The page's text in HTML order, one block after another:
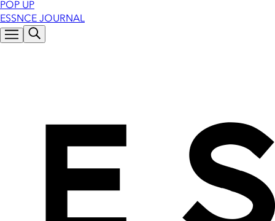
POP UP
ESSNCE JOURNAL